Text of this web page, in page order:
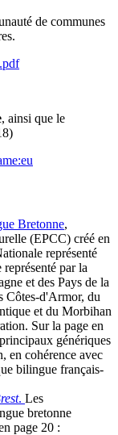
de communes
, ainsi que le
Bretonne,
(EPCC) créé en
représenté
par la
et des Pays de la
Côtes-d'Armor, du
et du Morbihan
Sur la page en
génériques
en cohérence avec
bilingue français-
. Les
bretonne
page 20 :